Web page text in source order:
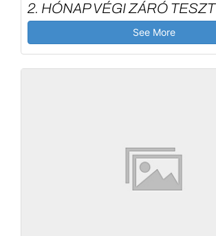
2. HÓNAP VÉGI ZÁRÓ TESZT
See More